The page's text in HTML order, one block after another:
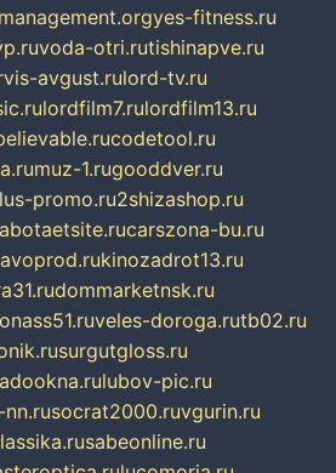
yes-fitness.ru
voda-otri.rutishinapve.ru
avgust.rulord-tv.ru
lordfilm7.rulordfilm13.ru
codetool.ru
muz-1.rugooddver.ru
promo.ru2shizashop.ru
carszona-bu.ru
kinozadrot13.ru
dommarketnsk.ru
veles-doroga.rutb02.ru
surgutgloss.ru
lubov-pic.ru
socrat2000.ruvgurin.ru
sabeonline.ru